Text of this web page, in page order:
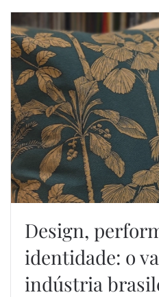
Design,
identidade: o
indústria